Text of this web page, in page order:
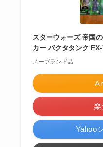
スターウォーズ 帝国
カー バクタタンク
ノーブランド品
楽
Yahoo